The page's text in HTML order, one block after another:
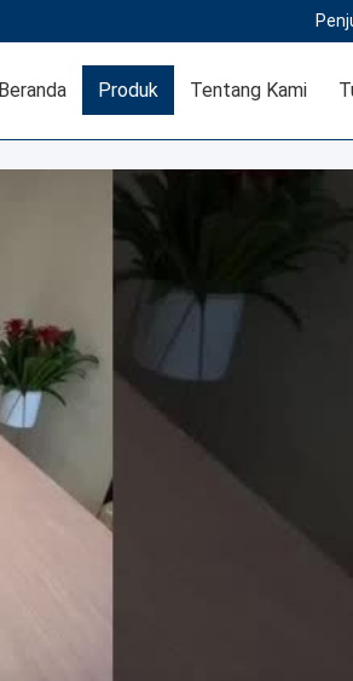
Beranda Produk Tentang Kami